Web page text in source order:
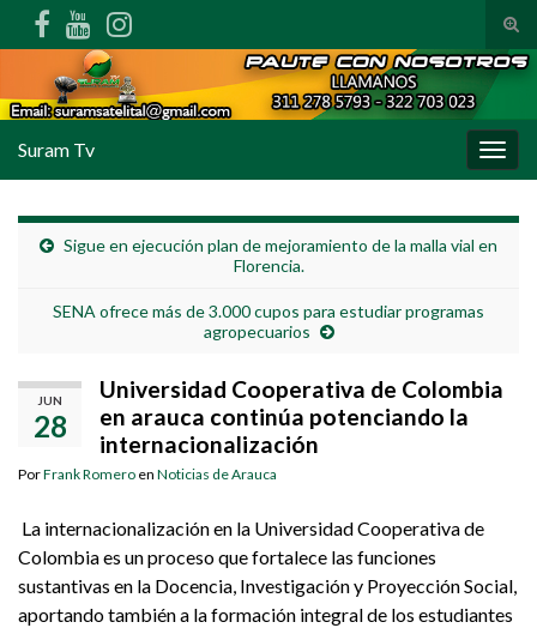
Suram Tv
Sigue en ejecución plan de mejoramiento de la malla vial en
Florencia.
SENA ofrece más de 3.000 cupos para estudiar programas
agropecuarios
JUN
28
Universidad Cooperativa de Colombia
en arauca continúa potenciando la
internacionalización
PorFrank Romero en Noticias de Arauca
La internacionalización en la Universidad Cooperativa de
Colombia es un proceso que fortalece las funciones
sustantivas en la Docencia, Investigación y Proyección Social,
aportando también a la formación integral de los estudiantes